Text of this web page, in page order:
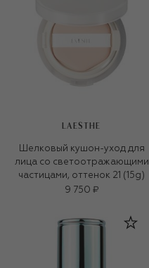
LAESTHE
Шелковый кушон-уход для
лица со светоотражающими
частицами, оттенок 21 (15g)
9 750 ₽